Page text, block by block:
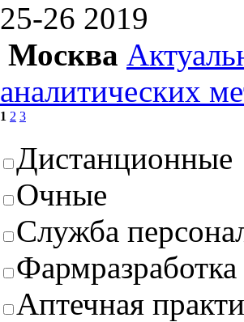
25-26 2019
Москва
аналитических
1 2 3
Дистанционные
Очные
Служба
Фармразработка
Аптечная